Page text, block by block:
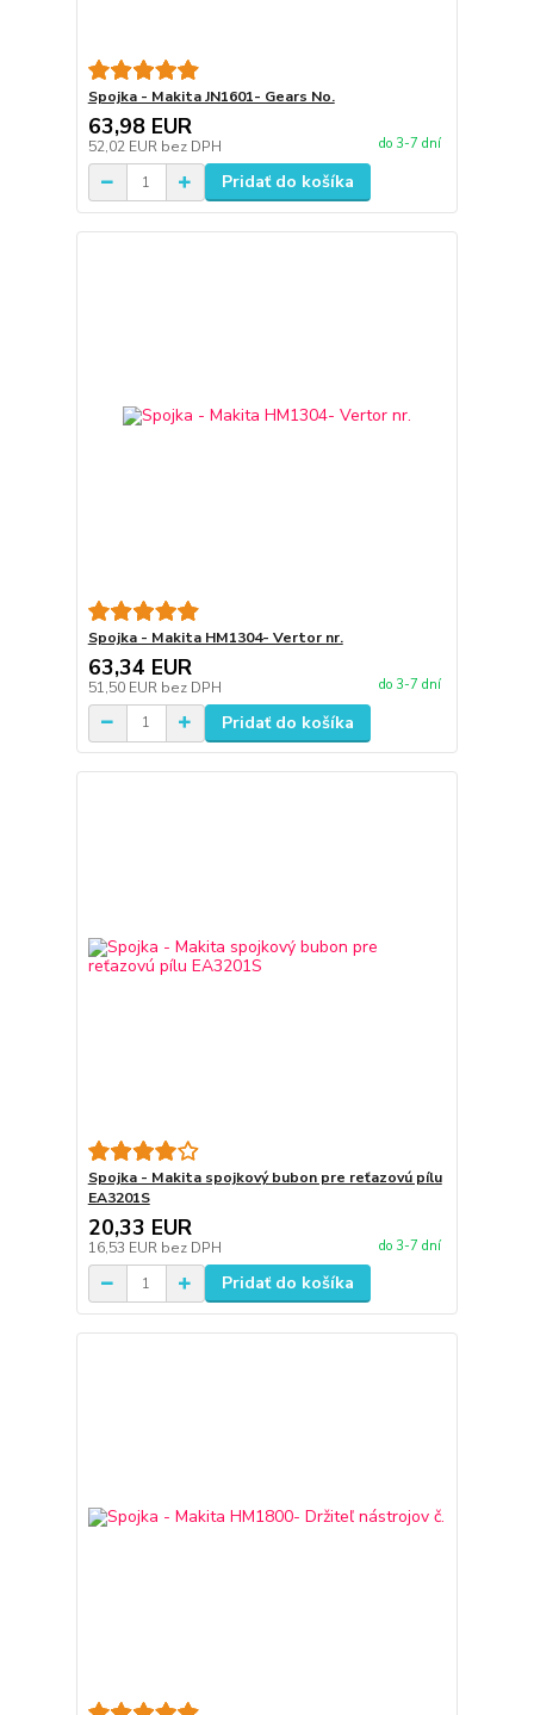
Spojka - Makita JN1601- Gears No.
63,98 EUR
52,02 EUR bez DPH do 3-7 dní
Pridať do košíka
Spojka - Makita HM1304- Vertor nr.
63,34 EUR
51,50 EUR bez DPH do 3-7 dní
Pridať do košíka
Spojka - Makita spojkový bubon pre reťazovú pílu
EA3201S
20,33 EUR
16,53 EUR bez DPH do 3-7 dní
Pridať do košíka